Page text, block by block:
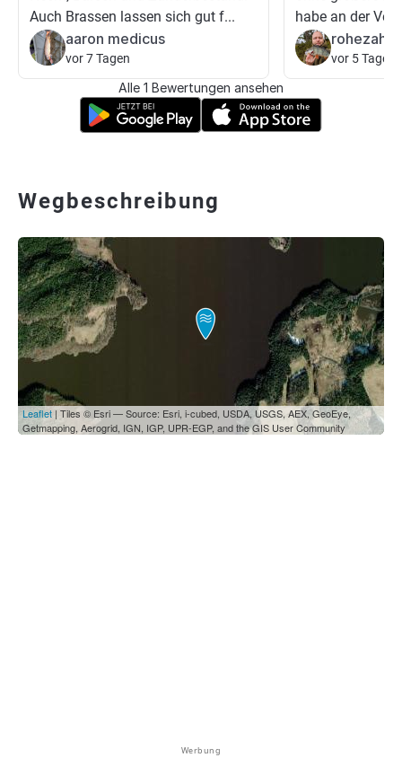
Auch Brassen lassen sich gut f...
aaron medicus
vor 7 Tagen
habe an der
rohezahl
vor 5 Tagen
Alle 1 Bewertungen ansehen
Wegbeschreibung
Leaflet | Tiles © Esri — Source: Esri, i-cubed, USDA, USGS, AEX, GeoEye,
Getmapping, Aerogrid, IGN, IGP, UPR-EGP, and the GIS User Community
Werbung